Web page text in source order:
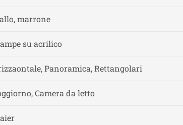
marrone
su acrilico
Panoramica, Rettangolari
Camera da letto